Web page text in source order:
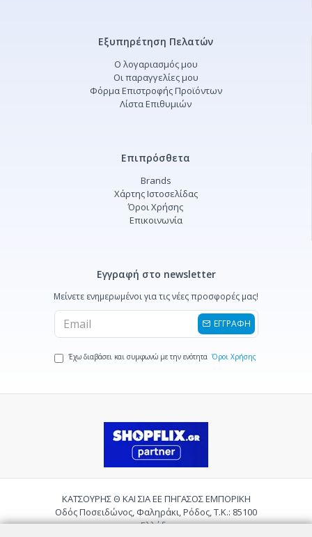
Εξυπηρέτηση Πελατών
Ο λογαριασμός μου
Οι παραγγελίες μου
Φόρμα Επιστροφής Προϊόντων
Λίστα Επιθυμιών
Επιπρόσθετα
Brands
Χάρτης Ιστοσελίδας
Όροι Χρήσης
Επικοινωνία
Εγγραφή στο newsletter
Μείνετε ενημερωμένοι για τις νέες προσφορές μας!
ΕΓΓΡΑΦΗ
Έχω διαβάσει και συμφωνώ με την ενότητα Όροι Χρήσης
ΚΑΤΣΟΥΡΗΣ Θ ΚΑΙ ΣΙΑ ΕΕ ΠΗΓΑΣΟΣ ΕΜΠΟΡΙΚΗ
Οδός Ποσειδώνος, Φαληράκι, Ρόδος, Τ.Κ.: 85100
Ελλάδα